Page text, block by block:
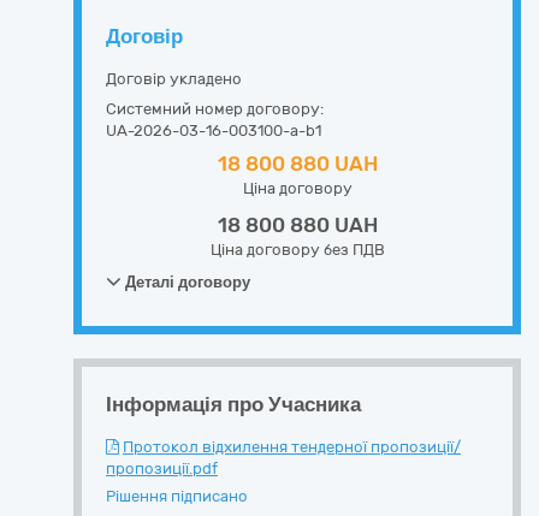
Договір
Договір укладено
Системний номер договору:
UA-2026-03-16-003100-a-b1
18 800 880 UAH
Ціна договору
18 800 880 UAH
Ціна договору без ПДВ
Деталі договору
Інформація про Учасника
Протокол відхилення тендерної пропозиції/
пропозиції.pdf
Рішення підписано